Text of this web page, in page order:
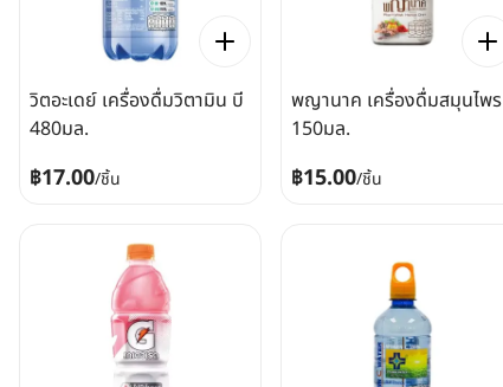
วิตอะเดย์ เครื่องดื่มวิตามิน บี
480มล.
฿17.00/ชิ้น
พญานาค เครื่องดื่มสมุนไพร
150มล.
฿15.00/ชิ้น